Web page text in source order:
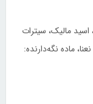
اسید مالیک، سیترات
ماده نگه‌دارنده: